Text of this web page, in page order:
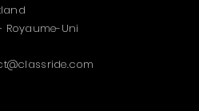
Royaume-Uni